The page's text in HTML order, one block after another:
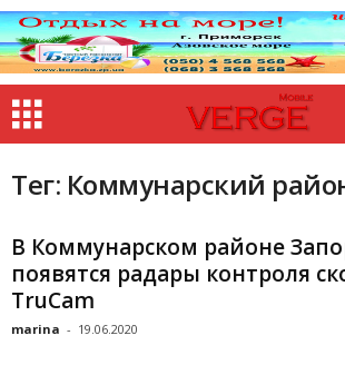
Тег: Коммунарский
В Коммунарском районе
появятся радары контроля
TruCam
marina - 19.06.2020